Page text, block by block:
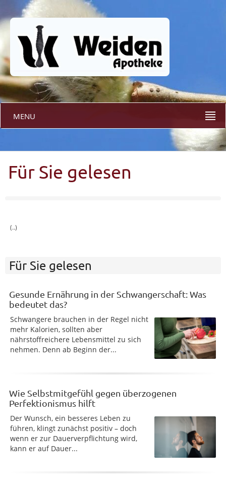
MENU
Für Sie gelesen
(..)
Für Sie gelesen
Gesunde Ernährung in der Schwangerschaft: Was
bedeutet das?
Schwangere brauchen in der Regel nicht
mehr Kalorien, sollten aber
nährstoffreichere Lebensmittel zu sich
nehmen. Denn ab Beginn der...
Wie Selbstmitgefühl gegen überzogenen
Perfektionismus hilft
Der Wunsch, ein besseres Leben zu
führen, klingt zunächst positiv – doch
wenn er zur Dauerverpflichtung wird,
kann er auf Dauer...